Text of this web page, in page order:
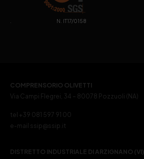
. N. IT17/0158
COMPRENSORIO OLIVETTI
Via Campi Flegrei, 34 – 80078 Pozzuoli (NA)
tel +39 081 597 91 00
e-mail ssip@ssip.it
DISTRETTO INDUSTRIALE DI ARZIGNANO (VI)